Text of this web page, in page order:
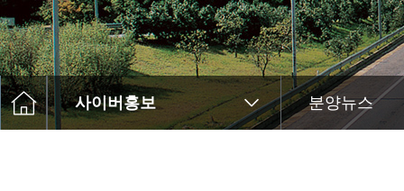
찾아오시는길
고객센터
사이버홍보 분양뉴스